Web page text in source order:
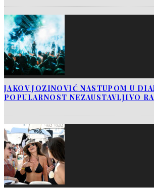
JAKOV JOZINOVIĆ NASTUPOM U
POPULARNOST NEZAUSTAVLJIVO